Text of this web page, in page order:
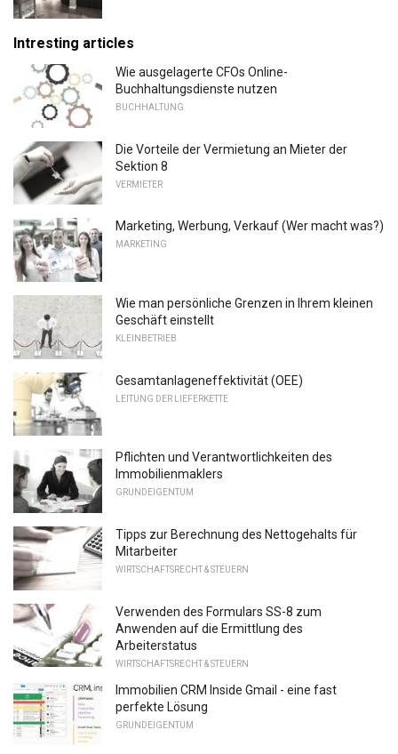
Intresting articles
Wie ausgelagerte CFOs Online-
Buchhaltungsdienste nutzen
BUCHHALTUNG
Die Vorteile der Vermietung an Mieter der
Sektion 8
VERMIETER
Marketing, Werbung, Verkauf (Wer macht was?)
MARKETING
Wie man persönliche Grenzen in Ihrem kleinen
Geschäft einstellt
KLEINBETRIEB
Gesamtanlageneffektivität (OEE)
LEITUNG DER LIEFERKETTE
Pflichten und Verantwortlichkeiten des
Immobilienmaklers
GRUNDEIGENTUM
Tipps zur Berechnung des Nettogehalts für
Mitarbeiter
WIRTSCHAFTSRECHT & STEUERN
Verwenden des Formulars SS-8 zum
Anwenden auf die Ermittlung des
Arbeiterstatus
WIRTSCHAFTSRECHT & STEUERN
Immobilien CRM Inside Gmail - eine fast
perfekte Lösung
GRUNDEIGENTUM